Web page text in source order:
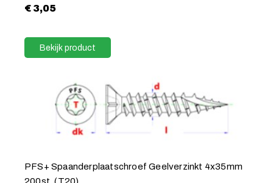
€3,05
Bekijk product
PFS+ Spaanderplaatschroef Geelverzinkt 4x35mm